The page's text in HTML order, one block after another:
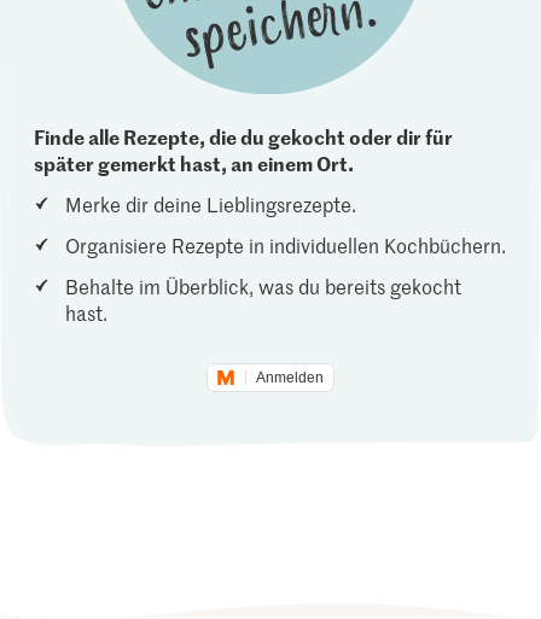
Finde alle Rezepte, die du gekocht oder dir für
später gemerkt hast, an einem Ort.
Merke dir deine Lieblingsrezepte.
Organisiere Rezepte in individuellen Kochbüchern.
Behalte im Überblick, was du bereits gekocht
hast.
Anmelden